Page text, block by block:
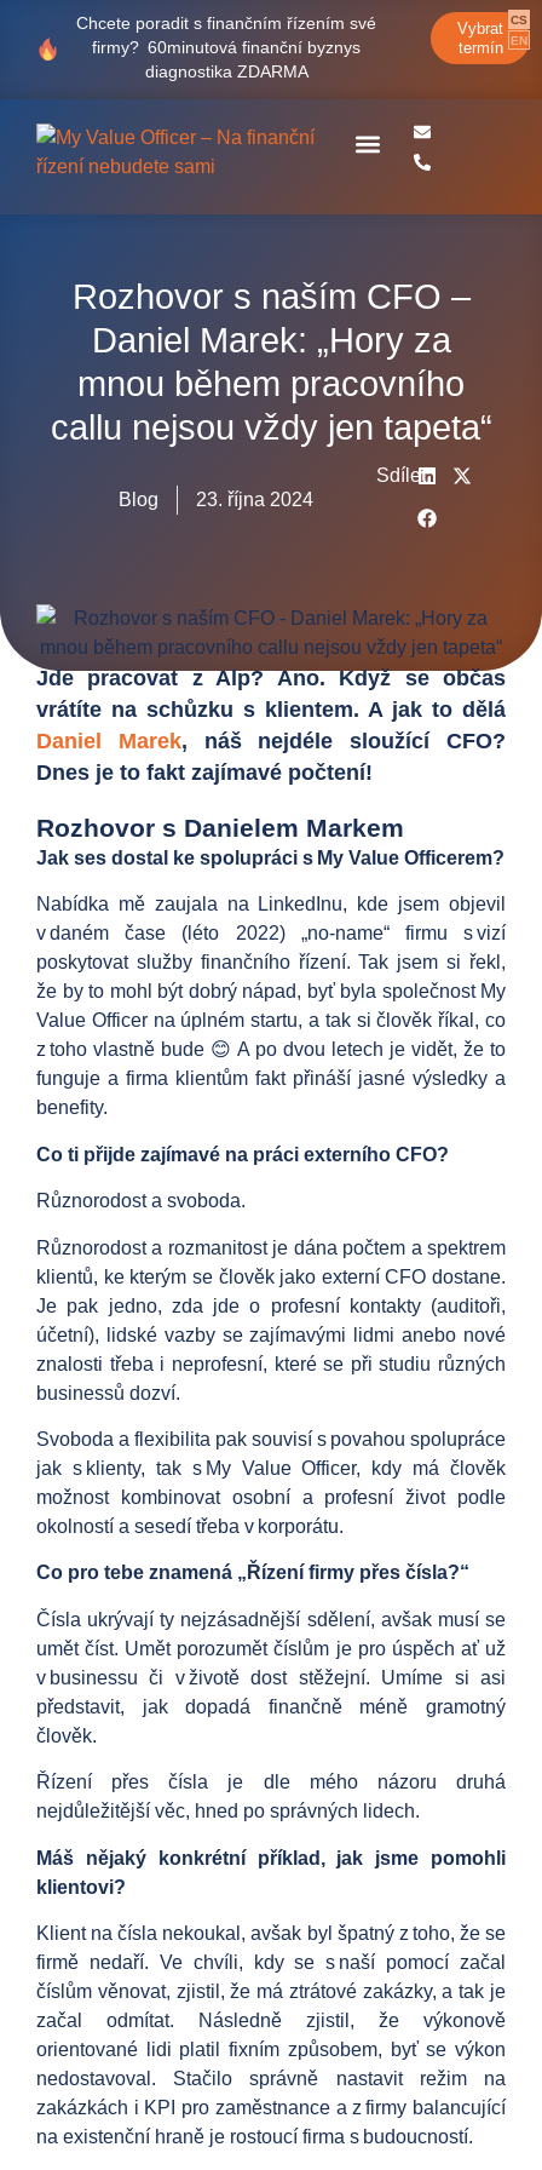
Chcete poradit s finančním řízením své
firmy?60minutová finanční byznys
diagnostika ZDARMA
Vybrat
termín
CS
EN
Rozhovor s naším CFO –
Daniel Marek: „Hory za
mnou během pracovního
callu nejsou vždy jen tapeta“
Blog 23. října 2024
Sdílet
Jde pracovat z Alp? Ano. Když se občas
vrátíte na schůzku s klientem. A jak to dělá
Daniel Marek, náš nejdéle sloužící CFO?
Dnes je to fakt zajímavé počtení!
Rozhovor s Danielem Markem
Jak ses dostal ke spolupráci s My Value Officerem?
Nabídka mě zaujala na LinkedInu, kde jsem objevil
v daném čase (léto 2022) „no-name“ firmu s vizí
poskytovat služby finančního řízení. Tak jsem si řekl,
že by to mohl být dobrý nápad, byť byla společnost My
Value Officer na úplném startu, a tak si člověk říkal, co
z toho vlastně bude 😊 A po dvou letech je vidět, že to
funguje a firma klientům fakt přináší jasné výsledky a
benefity.
Co ti přijde zajímavé na práci externího CFO?
Různorodost a svoboda.
Různorodost a rozmanitost je dána počtem a spektrem
klientů, ke kterým se člověk jako externí CFO dostane.
Je pak jedno, zda jde o profesní kontakty (auditoři,
účetní), lidské vazby se zajímavými lidmi anebo nové
znalosti třeba i neprofesní, které se při studiu různých
businessů dozví.
Svoboda a flexibilita pak souvisí s povahou spolupráce
jak s klienty, tak s My Value Officer, kdy má člověk
možnost kombinovat osobní a profesní život podle
okolností a sesedí třeba v korporátu.
Co pro tebe znamená „Řízení firmy přes čísla?“
Čísla ukrývají ty nejzásadnější sdělení, avšak musí se
umět číst. Umět porozumět číslům je pro úspěch ať už
v businessu či v životě dost stěžejní. Umíme si asi
představit, jak dopadá finančně méně gramotný
člověk.
Řízení přes čísla je dle mého názoru druhá
nejdůležitější věc, hned po správných lidech.
Máš nějaký konkrétní příklad, jak jsme pomohli
klientovi?
Klient na čísla nekoukal, avšak byl špatný z toho, že se
firmě nedaří. Ve chvíli, kdy se s naší pomocí začal
číslům věnovat, zjistil, že má ztrátové zakázky, a tak je
začal odmítat. Následně zjistil, že výkonově
orientované lidi platil fixním způsobem, byť se výkon
nedostavoval. Stačilo správně nastavit režim na
zakázkách i KPI pro zaměstnance a z firmy balancující
na existenční hraně je rostoucí firma s budoucností.